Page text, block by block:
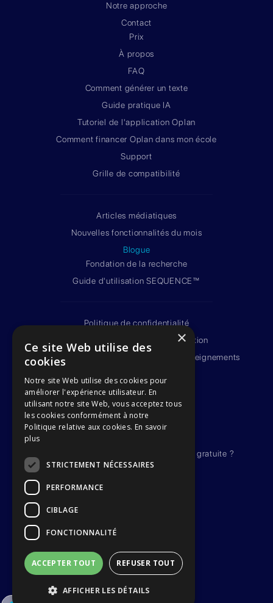
Notre approche
Contact
Prix
À propos
FAQ
Comment générer un texte
Guide pratique IA
Tutoriel de l'application Oplan
Comment financer Oplan dans mon école
Support
Grille de compatibilité
Articles médiatiques
Nouvelles fonctionnalités du mois
Blogue
Fondation de la recherche
Guide d'utilisation SEQUENCE™
Politique de confidentialité
Politique de sécurité de l'information
Politique-cadre sur la protection des renseignements
Conditions d'utilisation
Conditions d'abonnement
Fournisseurs de services tiers
Pourquoi Oplan plutôt qu'une alternative gratuite ?
×
Ce site Web utilise des
cookies
Notre site Web utilise des cookies pour
améliorer l'expérience utilisateur. En
utilisant notre site Web, vous acceptez tous
les cookies conformément à notre
Politique relative aux cookies. En savoir
plus
STRICTEMENT NÉCESSAIRES
PERFORMANCE
CIBLAGE
FONCTIONNALITÉ
ACCEPTER TOUT REFUSER TOUT
AFFICHER LES DÉTAILS